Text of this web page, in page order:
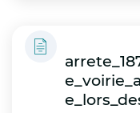
Le préfet du
plusieurs
la vigilance